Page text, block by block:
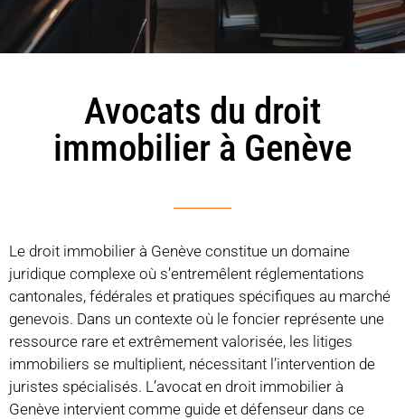
Avocats du droit
immobilier à Genève
Le droit immobilier à Genève constitue un domaine
juridique complexe où s’entremêlent réglementations
cantonales, fédérales et pratiques spécifiques au marché
genevois. Dans un contexte où le foncier représente une
ressource rare et extrêmement valorisée, les litiges
immobiliers se multiplient, nécessitant l’intervention de
juristes spécialisés. L’avocat en droit immobilier à
Genève intervient comme guide et défenseur dans ce